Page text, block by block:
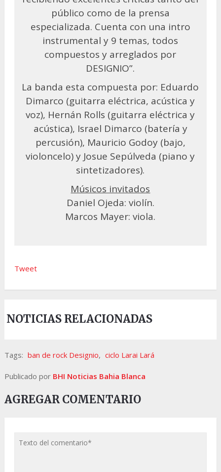
público como de la prensa
especializada. Cuenta con una intro
instrumental y 9 temas, todos
compuestos y arreglados por
DESIGNIO”.
La banda esta compuesta por: Eduardo
Dimarco (guitarra eléctrica, acústica y
voz), Hernán Rolls (guitarra eléctrica y
acústica), Israel Dimarco (batería y
percusión), Mauricio Godoy (bajo,
violoncelo) y Josue Sepúlveda (piano y
sintetizadores).
Músicos invitados
Daniel Ojeda: violín.
Marcos Mayer: viola.
Tweet
NOTICIAS RELACIONADAS
Tags: ban de rock Designio, ciclo Larai Lará
Publicado por BHI Noticias Bahia Blanca
AGREGAR COMENTARIO